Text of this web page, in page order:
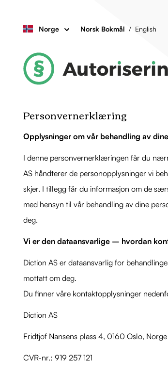
Norge Norsk Bokmål / English
Personvernerklæring
Opplysninger om vår behandling av
I denne personvernerklæringen får du
AS håndterer de personopplysninger vi
skjer. I tillegg får du informasjon om de
med hensyn til vår behandling av dine
deg.
Vi er den dataansvarlige – hvordan
Diction AS er dataansvarlig for
mottatt om deg.
Du finner våre kontaktopplysninger
Diction AS
Fridtjof Nansens plass 4, 0160 Oslo, Norge
CVR-nr.: 919 257 121